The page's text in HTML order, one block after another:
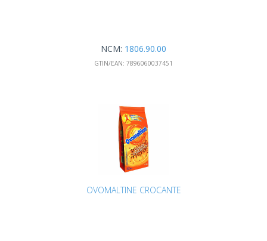
NCM: 1806.90.00
GTIN/EAN: 7896060037451
OVOMALTINE CROCANTE